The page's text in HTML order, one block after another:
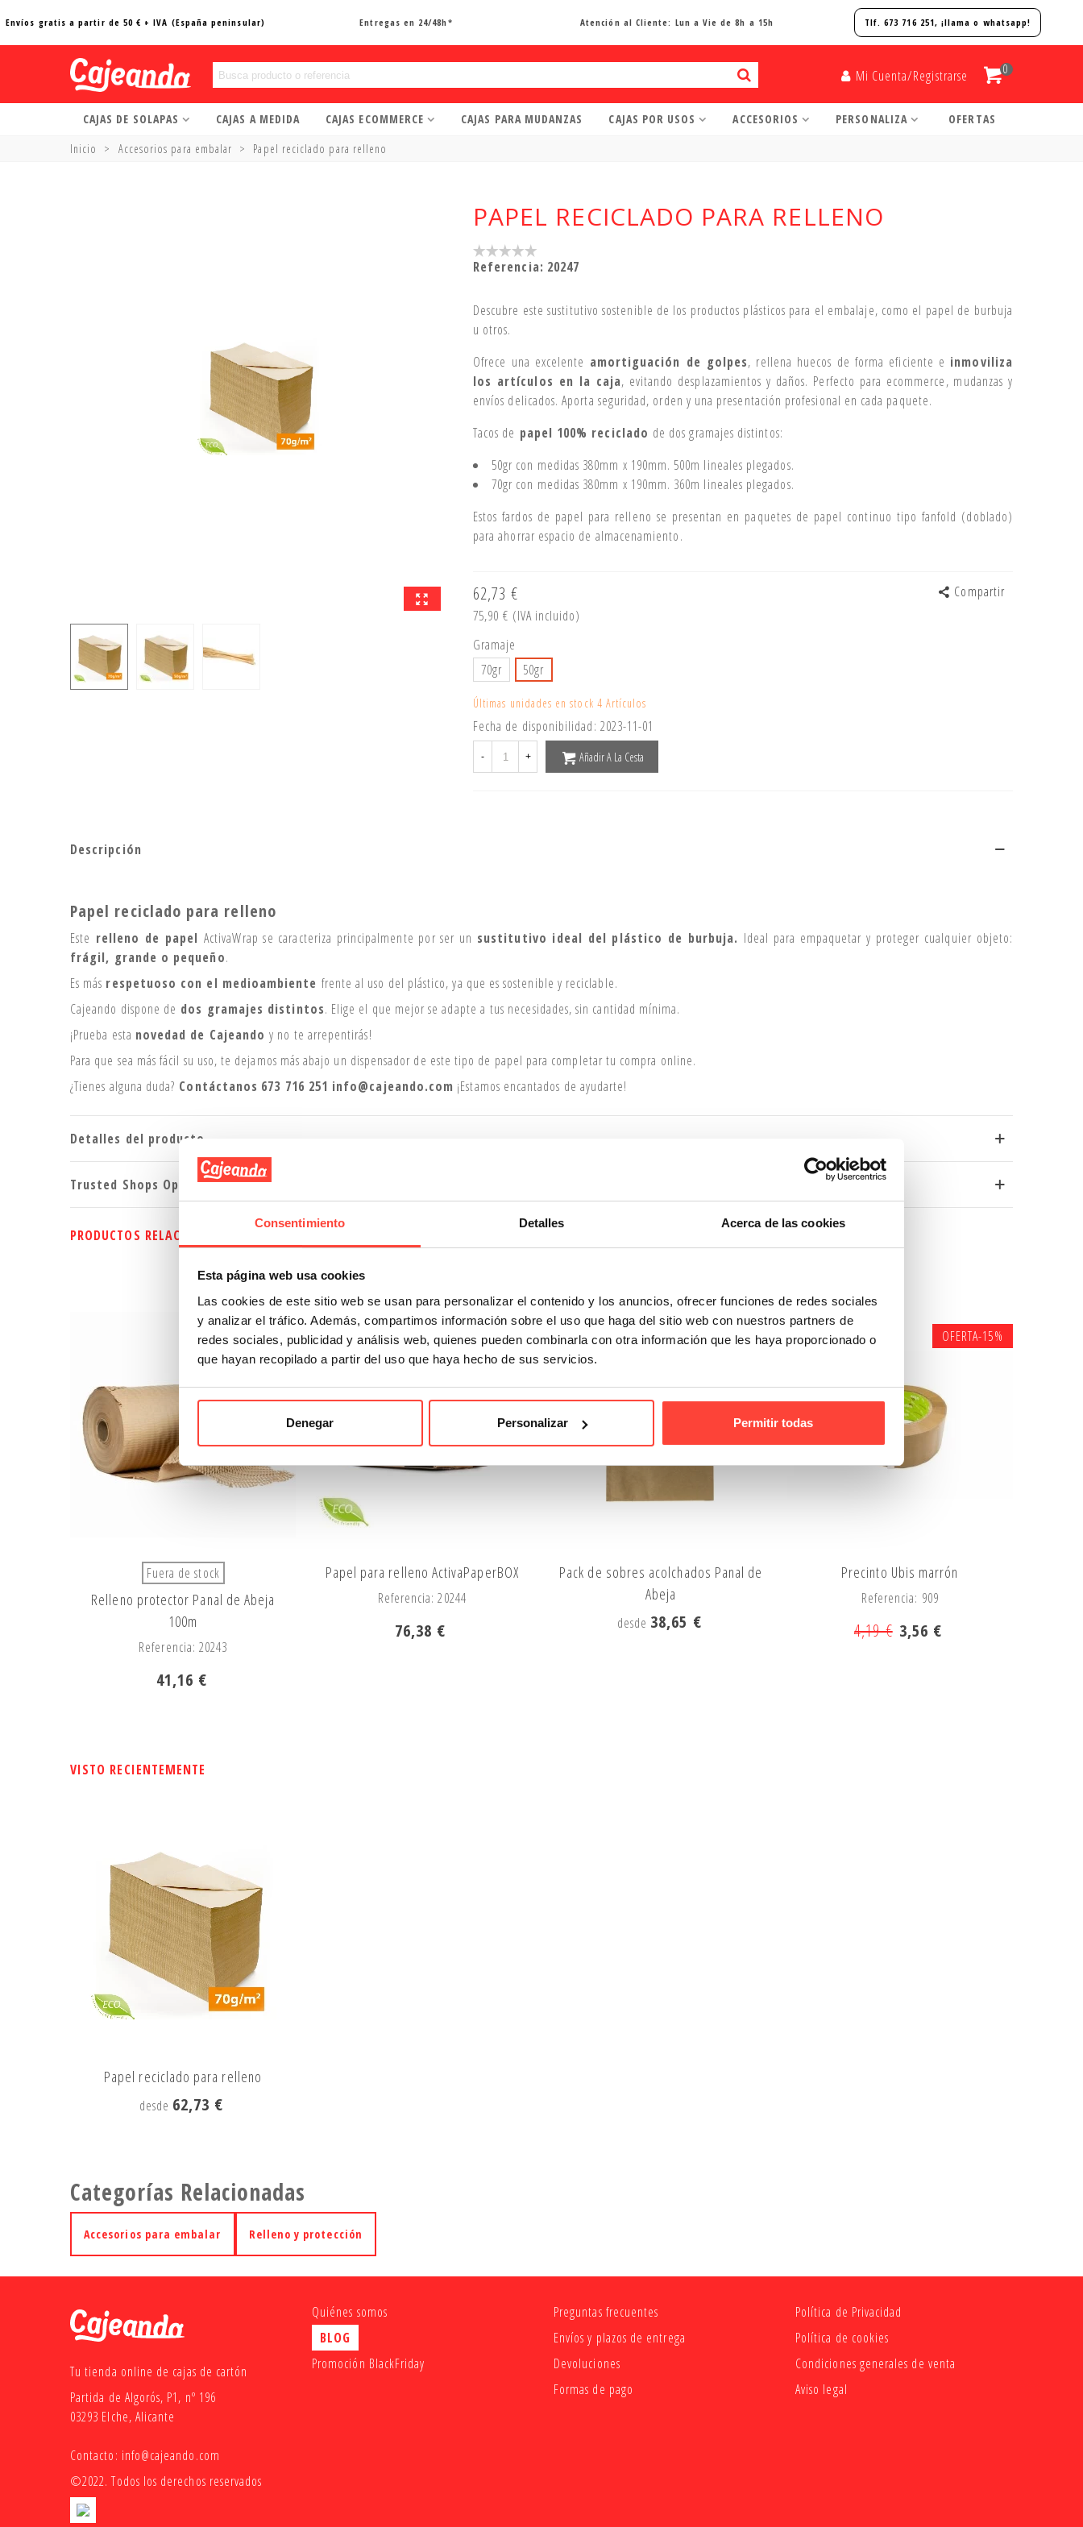
Consentimiento Detalles Acerca de las cookies
Esta página web usa cookies
Las cookies de este sitio web se usan para personalizar el contenido y los anuncios, ofrecer funciones de redes sociales
y analizar el tráfico. Además, compartimos información sobre el uso que haga del sitio web con nuestros partners de
redes sociales, publicidad y análisis web, quienes pueden combinarla con otra información que les haya proporcionado o
que hayan recopilado a partir del uso que haya hecho de sus servicios.
Denegar Personalizar Permitir todas
Envíos gratis a partir de 50 € + IVA (España peninsular) Entregas en 24/48h* Atención al Cliente: Lun a Vie de 8h a 15h Tlf. 673 716 251, ¡llama o whatsapp!
Mi Cuenta/Registrarse 0
CAJAS DE SOLAPAS CAJAS A MEDIDA CAJAS ECOMMERCE CAJAS PARA MUDANZAS CAJAS POR USOS ACCESORIOS PERSONALIZA
OFERTAS
Inicio
> Accesorios para embalar > Papel reciclado para relleno
PAPEL RECICLADO PARA RELLENO
Referencia: 20247
Descubre este sustitutivo sostenible de los productos plásticos para el embalaje, como el papel de burbuja
u otros.
Ofrece una excelente amortiguación de golpes, rellena huecos de forma eficiente e inmoviliza
los artículos en la caja, evitando desplazamientos y daños. Perfecto para ecommerce, mudanzas y
envíos delicados. Aporta seguridad, orden y una presentación profesional en cada paquete.
Tacos de papel 100% reciclado de dos gramajes distintos:
50gr con medidas 380mm x 190mm. 500m lineales plegados.
70gr con medidas 380mm x 190mm. 360m lineales plegados.
Estos fardos de papel para relleno se presentan en paquetes de papel continuo tipo fanfold (doblado)
para ahorrar espacio de almacenamiento.
62,73 €
75,90 € (IVA incluido)
Compartir
Gramaje
70gr
50gr
Últimas unidades en stock 4 Artículos
Fecha de disponibilidad: 2023-11-01
- + Añadir A La Cesta
Descripción
Papel reciclado para relleno
Este relleno de papel ActivaWrap se caracteriza principalmente por ser un sustitutivo ideal del plástico de burbuja. Ideal para empaquetar y proteger cualquier objeto:
frágil, grande o pequeño.
Es más respetuoso con el medioambiente frente al uso del plástico, ya que es sostenible y reciclable.
Cajeando dispone de dos gramajes distintos. Elige el que mejor se adapte a tus necesidades, sin cantidad mínima.
¡Prueba esta novedad de Cajeando y no te arrepentirás!
Para que sea más fácil su uso, te dejamos más abajo un dispensador de este tipo de papel para completar tu compra online.
¿Tienes alguna duda? Contáctanos 673 716 251 info@cajeando.com ¡Estamos encantados de ayudarte!
Detalles del producto
Trusted Shops Opiniones
PRODUCTOS RELACIONADOS
Fuera de stock
Relleno protector Panal de Abeja
100m
Referencia: 20243
41,16 €
Papel para relleno ActivaPaperBOX
Referencia: 20244
76,38 €
Pack de sobres acolchados Panal de
Abeja
desde 38,65 €
OFERTA-15%
Precinto Ubis marrón
Referencia: 909
4,19 € 3,56 €
VISTO RECIENTEMENTE
Papel reciclado para relleno
desde 62,73 €
Categorías Relacionadas
Accesorios para embalar Relleno y protección
Tu tienda online de cajas de cartón
Partida de Algorós, P1, nº 196
03293 Elche, Alicante
Contacto: info@cajeando.com
©2022. Todos los derechos reservados
Quiénes somos
BLOG
Promoción BlackFriday
Preguntas frecuentes
Envíos y plazos de entrega
Devoluciones
Formas de pago
Política de Privacidad
Política de cookies
Condiciones generales de venta
Aviso legal